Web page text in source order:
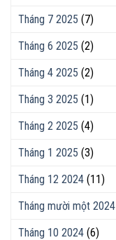
Tháng 7 2025 (7)
Tháng 6 2025 (2)
Tháng 4 2025 (2)
Tháng 3 2025 (1)
Tháng 2 2025 (4)
Tháng 1 2025 (3)
Tháng 12 2024 (11)
Tháng mười một 2024
Tháng 10 2024 (6)